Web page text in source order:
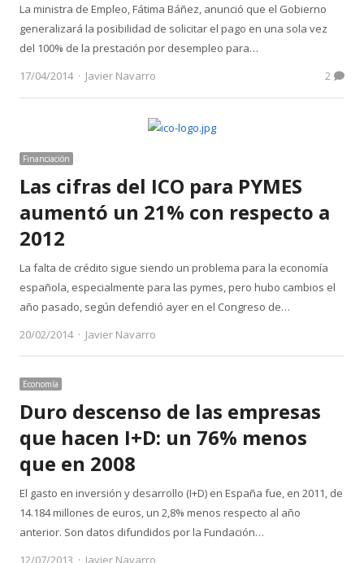
La ministra de Empleo, Fátima Báñez, anunció que el Gobierno
generalizará la posibilidad de solicitar el pago en una sola vez
del 100% de la prestación por desempleo para…
17/04/2014
Author
Javier Navarro 2
Financiación
Las cifras del ICO para PYMES
aumentó un 21% con respecto a
2012
La falta de crédito sigue siendo un problema para la economía
española, especialmente para las pymes, pero hubo cambios el
año pasado, según defendió ayer en el Congreso de…
20/02/2014
Author
Javier Navarro
Economía
Duro descenso de las empresas
que hacen I+D: un 76% menos
que en 2008
El gasto en inversión y desarrollo (I+D) en España fue, en 2011, de
14.184 millones de euros, un 2,8% menos respecto al año
anterior. Son datos difundidos por la Fundación…
12/07/2013
Author
Javier Navarro